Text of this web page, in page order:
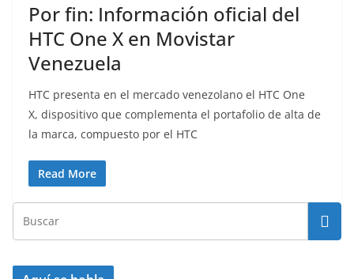
Por fin: Información oficial del
HTC One X en Movistar
Venezuela
HTC presenta en el mercado venezolano el HTC One
X, dispositivo que complementa el portafolio de alta de
la marca, compuesto por el HTC
Read More